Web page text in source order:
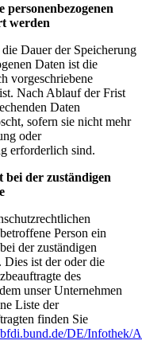
personenbezogenen
werden
Dauer der Speicherung
Daten ist die
vorgeschriebene
Nach Ablauf der Frist
Daten
sofern sie nicht mehr
oder
erforderlich sind.
bei der zuständigen
Person ein
der zuständigen
Dies ist der oder die
des
unser Unternehmen
Liste der
finden Sie
DE/Infothek/